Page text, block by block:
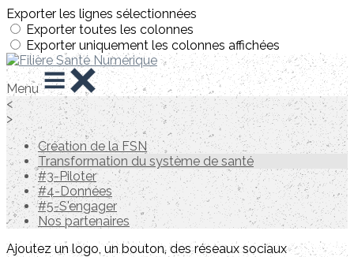
Exporter les lignes sélectionnées
Exporter toutes les colonnes
Exporter uniquement les colonnes affichées
Menu
<
>
Création de la FSN
Transformation du système de santé
#3-Piloter
#4-Données
#5-S'engager
Nos partenaires
Ajoutez un logo, un bouton, des réseaux sociaux